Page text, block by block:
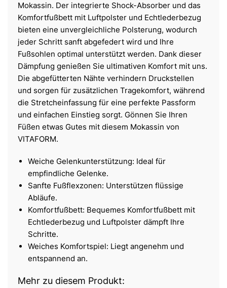
Mokassin. Der integrierte Shock-Absorber und das
Komfortfußbett mit Luftpolster und Echtlederbezug
bieten eine unvergleichliche Polsterung, wodurch
jeder Schritt sanft abgefedert wird und Ihre
Fußsohlen optimal unterstützt werden. Dank dieser
Dämpfung genießen Sie ultimativen Komfort mit uns.
Die abgefütterten Nähte verhindern Druckstellen
und sorgen für zusätzlichen Tragekomfort, während
die Stretcheinfassung für eine perfekte Passform
und einfachen Einstieg sorgt. Gönnen Sie Ihren
Füßen etwas Gutes mit diesem Mokassin von
VITAFORM.
Weiche Gelenkunterstützung: Ideal für
empfindliche Gelenke.
Sanfte Fußflexzonen: Unterstützen flüssige
Abläufe.
Komfortfußbett: Bequemes Komfortfußbett mit
Echtlederbezug und Luftpolster dämpft Ihre
Schritte.
Weiches Komfortspiel: Liegt angenehm und
entspannend an.
Mehr zu diesem Produkt: